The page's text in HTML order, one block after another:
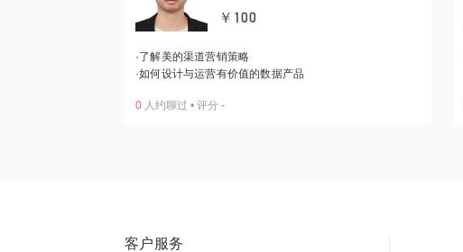
￥100
·了解美的渠道营销策略
·如何设计与运营有价值的数据产品
0 人约聊过 • 评分 -
客户服务